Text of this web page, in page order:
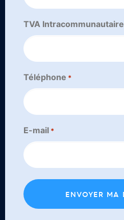
TVA Intracommunautaire
Téléphone *
E-mail *